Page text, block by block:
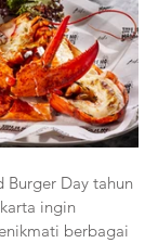
Day tahun
ingin
berbagai